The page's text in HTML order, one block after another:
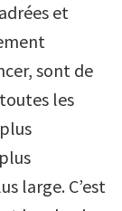
et
sont de
les
large. C’est